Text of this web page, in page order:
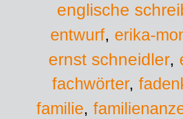
englische
entwurf, erika-
ernst schneidler,
fachwörter,
familie,